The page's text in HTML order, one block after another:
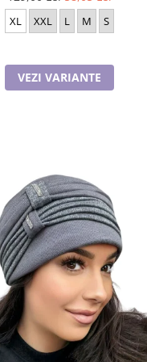
XL XXL L M S
VEZI VARIANTE